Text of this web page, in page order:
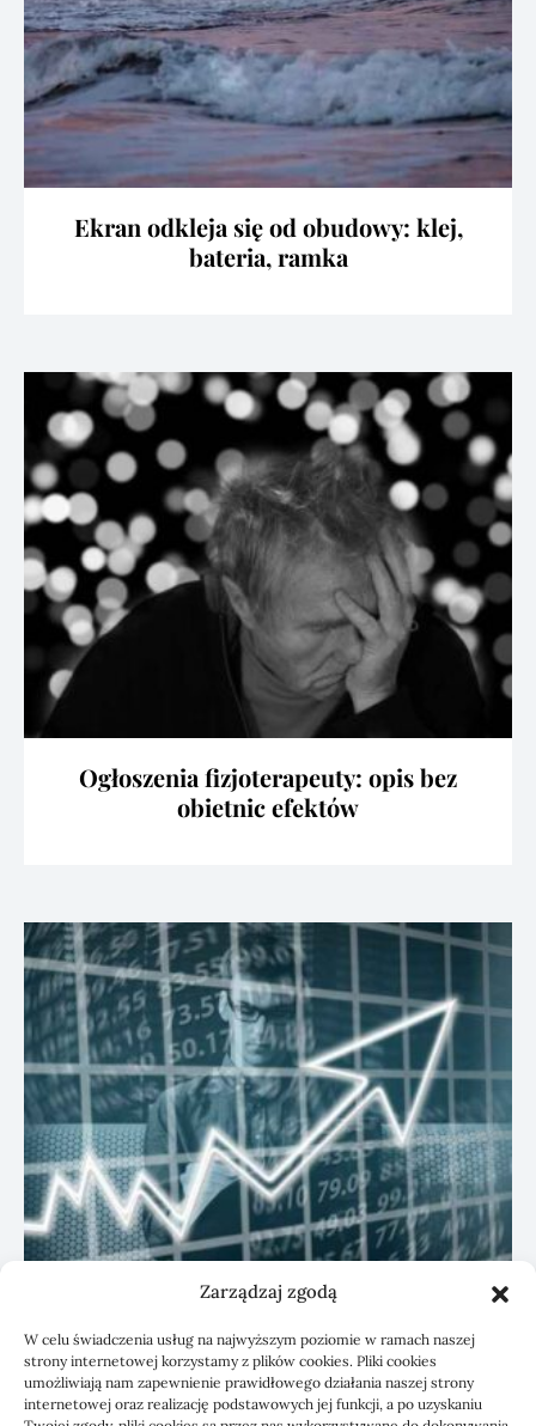
Zarządzaj zgodą
W celu świadczenia usług na najwyższym poziomie w ramach naszej
strony internetowej korzystamy z plików cookies. Pliki cookies
umożliwiają nam zapewnienie prawidłowego działania naszej strony
internetowej oraz realizację podstawowych jej funkcji, a po uzyskaniu
Ekran odkleja się od obudowy: klej,
bateria, ramka
Ogłoszenia fizjoterapeuty: opis bez
obietnic efektów
KSeF: przygotowanie sp. z o.o. z biurem
rachunkowym